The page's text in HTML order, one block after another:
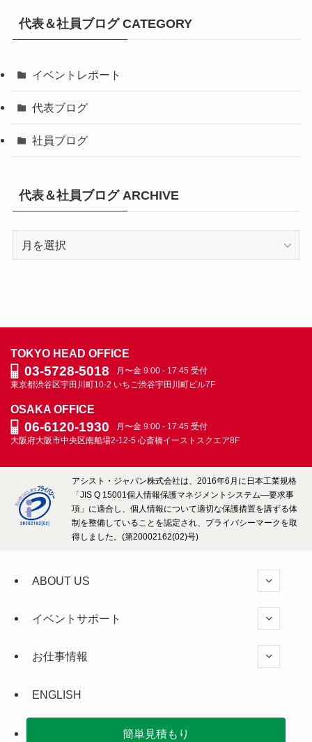
代表＆社員ブログ CATEGORY
イベントレポート
代表ブログ
社員ブログ
代表＆社員ブログ ARCHIVE
ブ
グ
ARCHIVE
TOKYO HEAD OFFICE
03-5728-5018
月〜金 9:00 - 17:45 受付
東京都渋谷区宇田川町10-2 いちご渋谷宇田川町ビル7F
OSAKA OFFICE
06-6120-1930
月〜金 9:00 - 17:45 受付
大阪府大阪市中央区南船場2-12-5 心斎橋イーストスクエア8F
アシスト・ジャパン株式会社は、2016年6月に日本工業規格
「JIS Q 15001個人情報保護マネジメントシステム―要求事
項」に適合し、個人情報について適切な保護措置を講ずる体
制を整備していることを認定され、プライバシーマークを取
得しました。(第20002162(02)号)
ABOUT US
イベントサポート
お仕事情報
ENGLISH
簡単見積もり